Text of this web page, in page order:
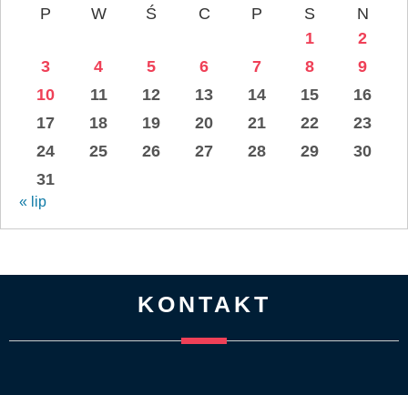
P W Ś C P S
N
1
2
3
4 5 6 7 8
9
10
11 12 13 14 15
16
17
18 19 20 21 22
23
24
25 26 27 28 29
30
31
« lip
KONTAKT